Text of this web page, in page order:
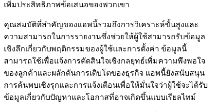
เพิ่มประสิทธิภาพข้อเสนอของพวกเขา
คุณสมบัติที่สำคัญของแอพนี้รวมถึงการวิเคราะห์ขั้นสูงและ
ความสามารถในการรายงานซึ่งช่วยให้ผู้ใช้สามารถรับข้อมูล
เชิงลึกเกี่ยวกับพฤติกรรมของผู้ใช้และการตั้งค่า ข้อมูลนี้
สามารถใช้เพื่อแจ้งการตัดสินใจเชิงกลยุทธ์เพิ่มความพึงพอใจ
ของลูกค้าและผลักดันการเติบโตของธุรกิจ แอพนี้ยังสนับสนุน
การค้นพบเชิงรุกและการแจ้งเตือนเพื่อให้มั่นใจว่าผู้ใช้จะได้รับ
ข้อมูลเกี่ยวกับปัญหาและโอกาสที่อาจเกิดขึ้นแบบเรียลไทม์